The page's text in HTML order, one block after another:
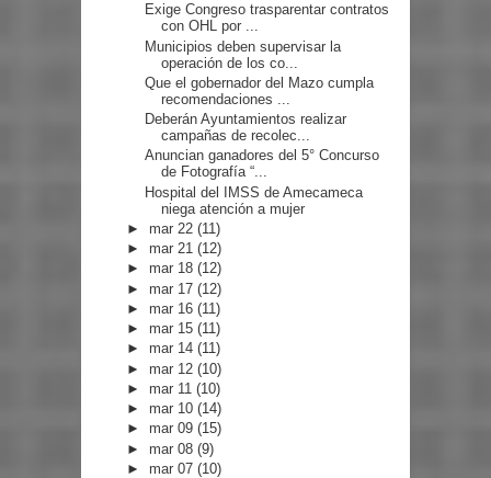
Exige Congreso trasparentar contratos
con OHL por ...
Municipios deben supervisar la
operación de los co...
Que el gobernador del Mazo cumpla
recomendaciones ...
Deberán Ayuntamientos realizar
campañas de recolec...
Anuncian ganadores del 5° Concurso
de Fotografía “...
Hospital del IMSS de Amecameca
niega atención a mujer
► mar 22(11)
► mar 21(12)
► mar 18(12)
► mar 17(12)
► mar 16(11)
► mar 15(11)
► mar 14(11)
► mar 12(10)
► mar 11(10)
► mar 10(14)
► mar 09(15)
► mar 08(9)
► mar 07(10)